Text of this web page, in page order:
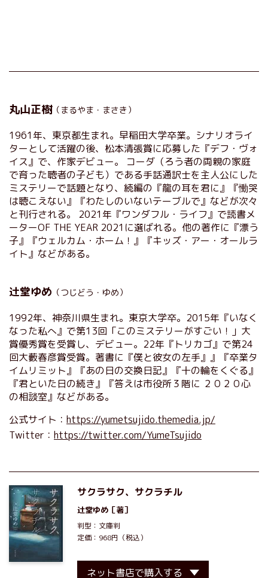
丸山正樹（まるやま・まさき）
1961年、東京都生まれ。早稲田大学卒業。シナリオライ
ターとして活躍の後、松本清張賞に応募した『デフ・ヴォ
イス』で、作家デビュー。 コーダ（ろう者の両親の家庭
で育った聴者の子ども）である手話通訳士を主人公にした
ミステリーで話題となり、続編の『龍の耳を君に』『慟哭
は聴こえない』『わたしのいないテーブルで』などが次々
と刊行される。 2021年『ワンダフル・ライフ』で読書メ
ーターOF THE YEAR 2021に選ばれる。他の著作に『漂う
子』『ウェルカム・ホーム！』『キッズ・アー・オールラ
イト』などがある。
辻堂ゆめ （つじどう・ゆめ）
1992年、神奈川県生まれ。東京大学卒。2015年『いなく
なった私へ』で第13回「このミステリーがすごい！」大
賞優秀賞を受賞し、デビュー。22年『トリカゴ』で第24
回大藪春彦賞受賞。著書に『僕と彼女の左手』』『卒業タ
イムリミット』『あの日の交換日記』『十の輪をくぐる』
『君といた日の続き』『答えは市役所３階に ２０２０心
の相談室』などがある。
公式サイト： https://yumetsujido.themedia.jp/
Twitter： https://twitter.com/YumeTsujido
サクラサク、サクラチル
辻堂ゆめ ［著］
判型：文庫判
定価：968円（税込）
ネット書店で購入する